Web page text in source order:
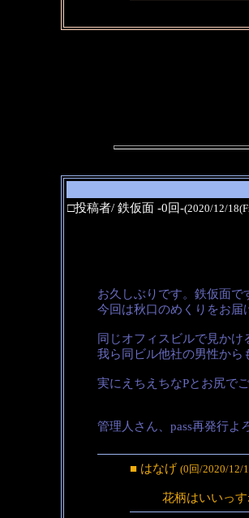
□投稿者/ 鉄仮面 -0回-(2020/12/
お久しぶりです。鉄仮面で
今回は秋口のめくりをお届
同じオフィスビルで見かけ
我ら同ビル他社の男性から
実にえちえちなPとお尻で
管理人さん、pass再発行よ
■ はなげ (0回/2020/12/
花柄はいいっす